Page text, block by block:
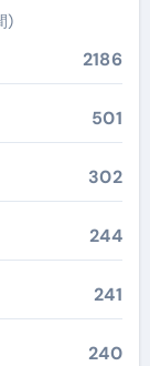
)
2186
501
302
244
241
240